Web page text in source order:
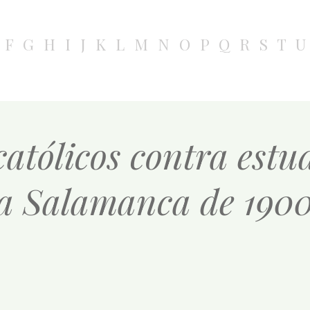
F G H I J K L M N O P Q R S T U
contra
Salamanca de